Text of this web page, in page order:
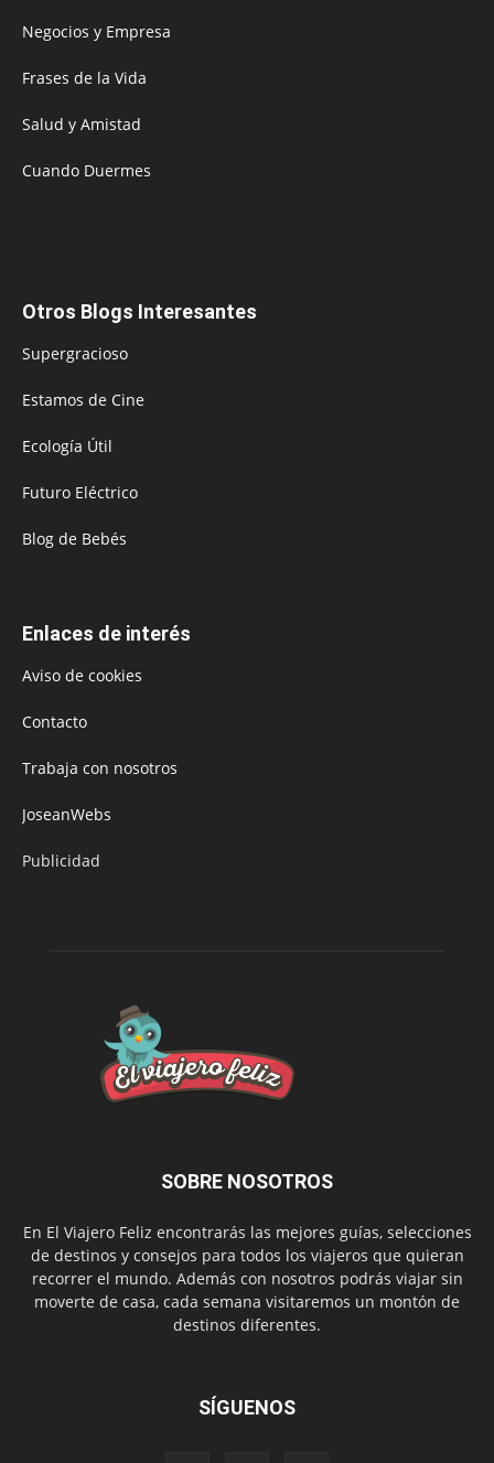
Negocios y Empresa
Frases de la Vida
Salud y Amistad
Cuando Duermes
Otros Blogs Interesantes
Supergracioso
Estamos de Cine
Ecología Útil
Futuro Eléctrico
Blog de Bebés
Enlaces de interés
Aviso de cookies
Contacto
Trabaja con nosotros
JoseanWebs
Publicidad
SOBRE NOSOTROS
En El Viajero Feliz encontrarás las mejores guías, selecciones
de destinos y consejos para todos los viajeros que quieran
recorrer el mundo. Además con nosotros podrás viajar sin
moverte de casa, cada semana visitaremos un montón de
destinos diferentes.
SÍGUENOS